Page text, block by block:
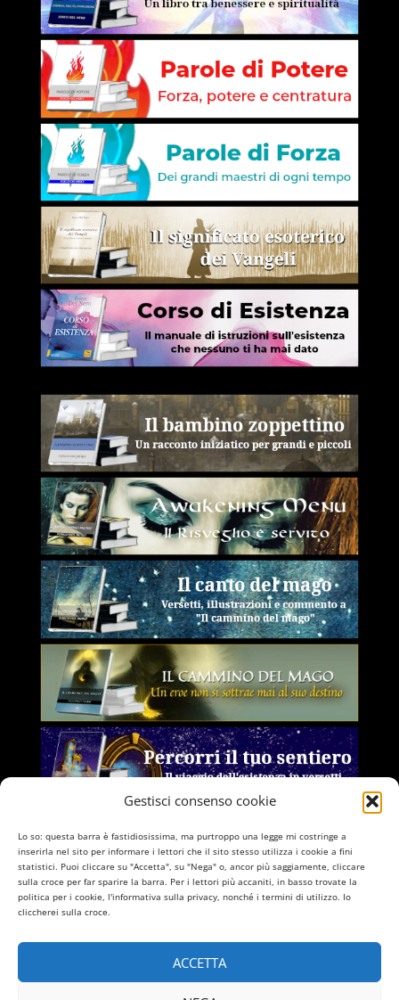
Gestisci consenso cookie
Lo so: questa barra è fastidiosissima, ma purtroppo una legge mi costringe a
inserirla nel sito per informare i lettori che il sito stesso utilizza i cookie a fini
statistici. Puoi cliccare su "Accetta", su "Nega" o, ancor più saggiamente, cliccare
sulla croce per far sparire la barra. Per i lettori più accaniti, in basso trovate la
politica per i cookie, l'informativa sulla privacy, nonché i termini di utilizzo. Io
cliccherei sulla croce.
ACCETTA